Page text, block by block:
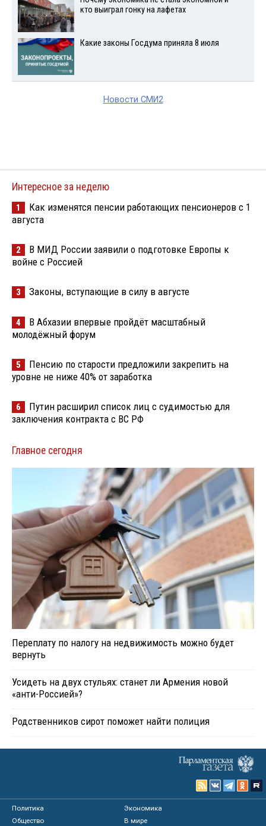
кто выиграл гонку на лафетах
Какие законы Госдума приняла 8 июля
Новости СМИ2
Интересное за неделю
1
Как изменятся пенсии работающих пенсионеров с 1
августа
2
В МИД России заявили о подготовке Европы к
войне с Россией
3 Законы, вступающие в силу в августе
4
В Абхазии впервые пройдёт масштабный
молодёжный форум
5
Пенсию по старости предложили закрепить на
уровне не ниже 40% от заработка
6
Путин расширил список лиц с судимостью для
заключения контракта с ВС РФ
Главное сегодня
Переплату по налогу на недвижимость можно будет
вернуть
Усидеть на двух стульях: станет ли Армения новой
«анти-Россией»?
Родственников сирот поможет найти полиция
Политика
Экономика
Общество
В мире